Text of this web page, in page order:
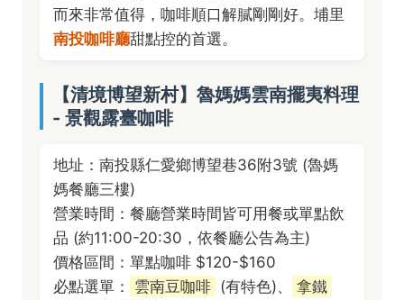
而來非常值得，咖啡順口解膩剛剛好。埔里
南投咖啡廳甜點控的首選。
【清境博望新村】魯媽媽雲南擺夷料理
- 景觀露臺咖啡
地址：南投縣仁愛鄉博望巷36附3號 (魯媽
媽餐廳三樓)
營業時間：餐廳營業時間皆可用餐或單點飲
品 (約11:00-20:30，依餐廳公告為主)
價格區間：單點咖啡 $120-$160
必點選單：
雲南豆咖啡 (有特色)、
拿鐵